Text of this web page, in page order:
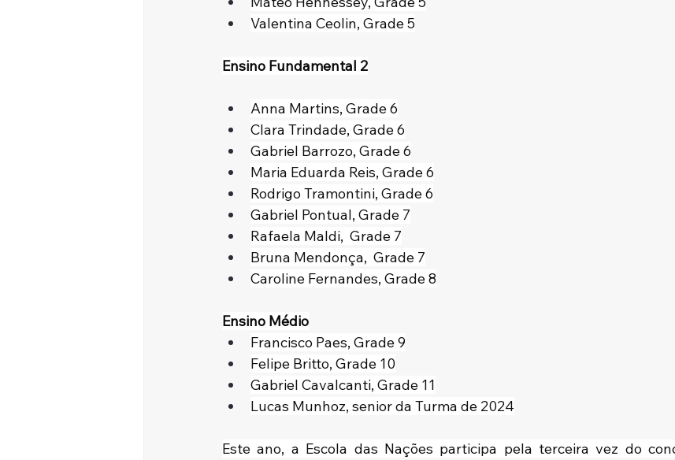
Valentina Ceolin, Grade 5
Ensino Fundamental 2
Anna Martins, Grade 6
Clara Trindade, Grade 6
Gabriel Barrozo, Grade 6
Maria Eduarda Reis, Grade 6
Rodrigo Tramontini, Grade 6
Gabriel Pontual, Grade 7
Rafaela Maldi,  Grade 7
Bruna Mendonça,  Grade 7
Caroline Fernandes, Grade 8
Ensino Médio
Francisco Paes, Grade 9
Felipe Britto, Grade 10
Gabriel Cavalcanti, Grade 11
Lucas Munhoz, senior da Turma de 2024
Este ano, a Escola das Nações participa pela terceira vez do